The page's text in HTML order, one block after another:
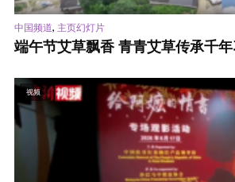
中国频道, 主页幻灯片
端午节艾草飘香 青青艾草传承千
视频